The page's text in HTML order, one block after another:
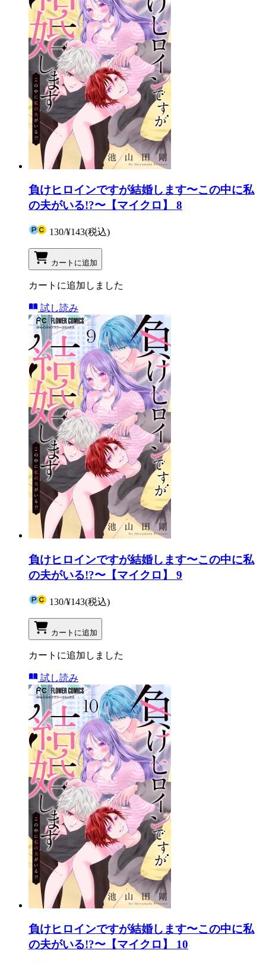
負けヒロインですが結婚します〜この中に私
の夫がいる!?〜【マイクロ】 8
130/¥143(税込)
カートに追加
カートに追加しました
試し読み
負けヒロインですが結婚します〜この中に私
の夫がいる!?〜【マイクロ】 9
130/¥143(税込)
カートに追加
カートに追加しました
試し読み
負けヒロインですが結婚します〜この中に私
の夫がいる!?〜【マイクロ】 10